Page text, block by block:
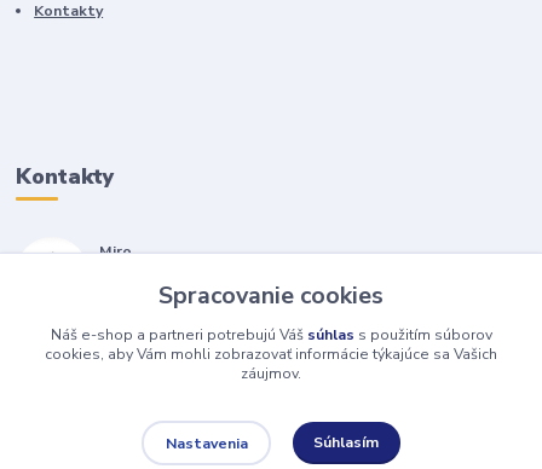
Kontakty
Kontakty
Miro
(Po-Pia, 7-17 hod.)
isopneumatiky@isopneumatiky.sk
Spracovanie cookies
Náš e-shop a partneri potrebujú Váš súhlas s použitím súborov
cookies, aby Vám mohli zobrazovať informácie týkajúce sa Vašich
záujmov.
Nastavenia Súhlasím